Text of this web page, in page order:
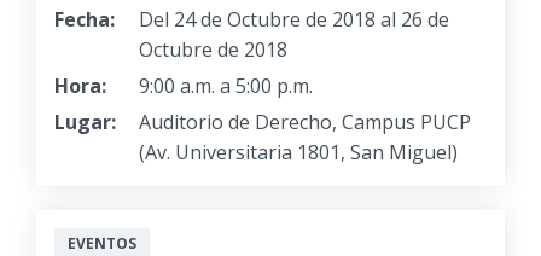
Fecha:
Del 24 de Octubre de 2018 al 26 de
Octubre de 2018
Hora:
9:00 a.m. a 5:00 p.m.
Lugar:
Auditorio de Derecho, Campus PUCP
(Av. Universitaria 1801, San Miguel)
EVENTOS